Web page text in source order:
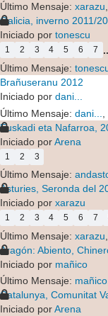
Último Mensaje: xarazu,
Galicia, inverno 2011/
Iniciado por tonescu
1 2 3 4 5 6 7
Último Mensaje:
Brañuseranu 2012
Iniciado por dani...
Último Mensaje: dani...
Euskadi eta Nafarroa,
Iniciado porArena
1 2 3
Último Mensaje:
Asturies, Seronda del
Iniciado por xarazu
1 2 3 4 5 6 7
Último Mensaje: xarazu
Aragón: Abiento,
Iniciado por mañico
Último Mensaje: mañico
Catalunya, Comunitat
Iniciado porArena